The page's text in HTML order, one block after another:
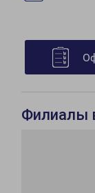
Филиалы